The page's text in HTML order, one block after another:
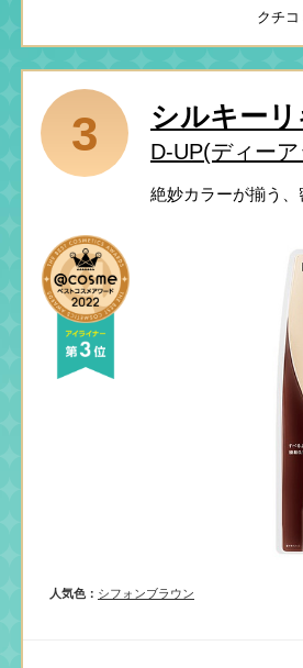
クチ
3 シルキー
D-UP(ディー
絶妙カラーが揃う
人気色： シフォンブラウン